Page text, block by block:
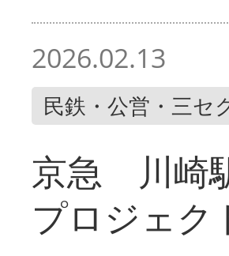
2026.02.13
民鉄・公営・三セ
京急 川崎
プロジェク